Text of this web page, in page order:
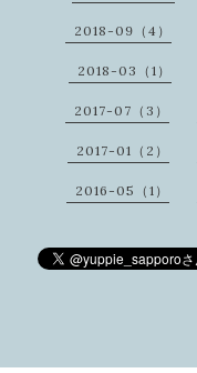
2018-09（4）
2018-03（1）
2017-07（3）
2017-01（2）
2016-05（1）